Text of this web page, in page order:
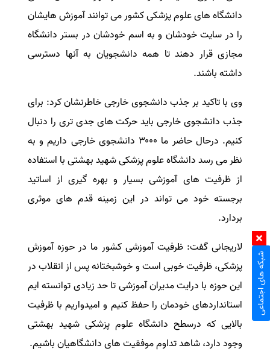
دانشگاه های علوم پزشکی کشور می توانند آموزش هایشان
را در سایت خودشان و به اسم خودشان در بستر دانشگاه
مجازی قرار دهند تا همه دانشجویان به آنها دسترسی
داشته باشند.
وی با تاکید بر جذب دانشجوی خارجی خاطرنشان کرد: برای
جذب دانشجوی خارجی باید حرکت های جدی تری را دنبال
کنیم. درحال حاضر ما ۳۰۰۰ دانشجوی خارجی داریم و به
نظر می رسد دانشگاه علوم پزشکی شهید بهشتی با استفاده
از ظرفیت های آموزشی بسیار و بهره گیری از اساتید
برجسته خود می تواند در این زمینه قدم های موثری
بردارد.
لاریجانی گفت: ظرفیت آموزشی کشور ما در حوزه آموزش
پزشکی، ظرفیت خوبی است و خوشبختانه پس از انقلاب در
این حوزه با درایت مدیران آموزشی تا حد زیادی توانسته ایم
استانداردهای خودمان را حفظ کنیم و امیدواریم با ظرفیت
بالایی که درسطح دانشگاه علوم پزشکی شهید بهشتی
وجود دارد، شاهد تداوم موفقیت های دانشگاهیان باشیم.
شبکه های اجتماعی